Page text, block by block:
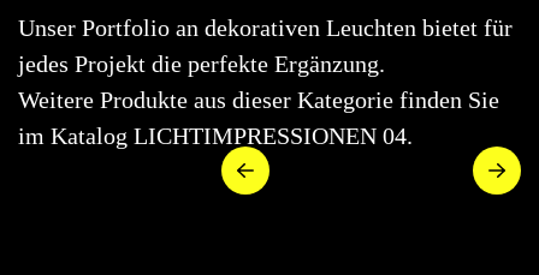
Unser Portfolio an dekorativen Leuchten bietet für
jedes Projekt die perfekte Ergänzung.
Weitere Produkte aus dieser Kategorie finden Sie
im Katalog LICHTIMPRESSIONEN 04.